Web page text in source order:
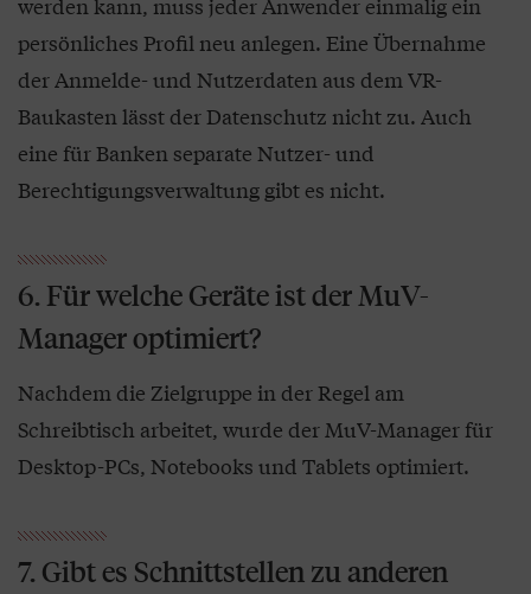
persönliches Profil neu anlegen. Eine Übernahme
der Anmelde- und Nutzerdaten aus dem VR-
Baukasten lässt der Datenschutz nicht zu. Auch
eine für Banken separate Nutzer- und
Berechtigungsverwaltung gibt es nicht.
6. Für welche Geräte ist der MuV-
Manager optimiert?
Nachdem die Zielgruppe in der Regel am
Schreibtisch arbeitet, wurde der MuV-Manager für
Desktop-PCs, Notebooks und Tablets optimiert.
7. Gibt es Schnittstellen zu anderen